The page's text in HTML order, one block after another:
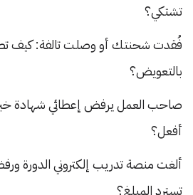
تشتكي؟
فُقدت شحنتك أو وصلت تالفة: كيف
بالتعويض؟
صاحب العمل يرفض إعطائي شهادة
أفعل؟
ألغت منصة تدريب إلكتروني الدورة
تسترد المبلغ؟